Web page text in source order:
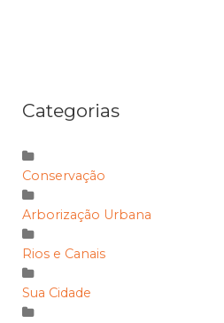
Categorias
Conservação
Arborização Urbana
Rios e Canais
Sua Cidade